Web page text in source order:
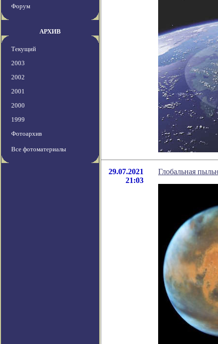
Форум
АРХИВ
Текущий
2003
2002
2001
2000
1999
Фотоархив
Все фотоматериалы
29.07.2021
21:03
Глобальная